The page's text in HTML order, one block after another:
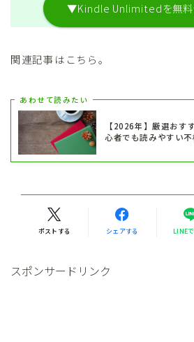
▼Kindle Unlimitedを無
関連記事はこちら。
あわせて読みたい
【2026年】厳選おす
心者でも読みやすい
ポストする シェアする LINE
スポンサードリンク